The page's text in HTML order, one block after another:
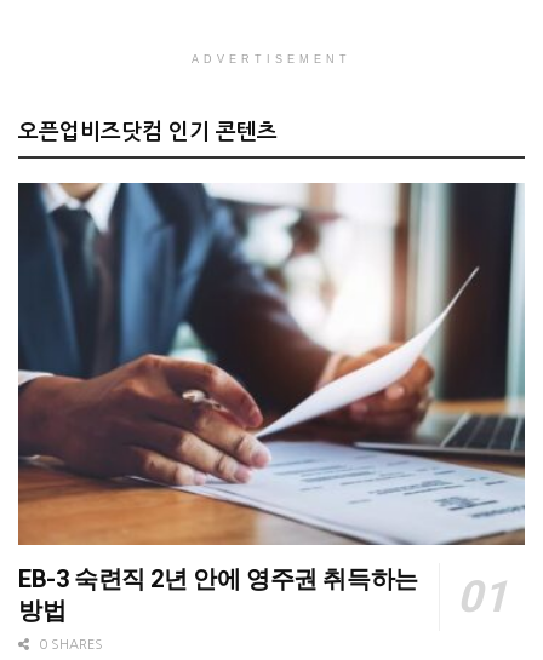
ADVERTISEMENT
오픈업비즈닷컴 인기 콘텐츠
EB-3 숙련직 2년 안에 영주권 취득하는
방법
0 SHARES